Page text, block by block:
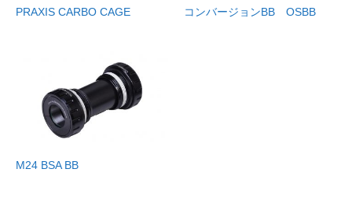
PRAXIS CARBO CAGE コンバージョンBB OSBB
M24 BSA BB